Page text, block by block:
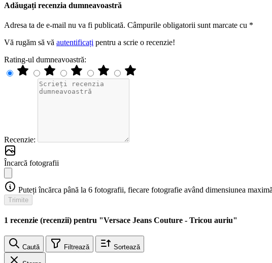
Adăugați recenzia dumneavoastră
Adresa ta de e-mail nu va fi publicată. Câmpurile obligatorii sunt marcate cu *
Vă rugăm să vă autentificați pentru a scrie o recenzie!
Rating-ul dumneavoastră:
Recenzie:
Încarcă fotografii
Puteți încărca până la 6 fotografii, fiecare fotografie având dimensiunea
Trimite
1 recenzie (recenzii) pentru "Versace Jeans Couture - Tricou auriu"
Caută Filtrează Sortează